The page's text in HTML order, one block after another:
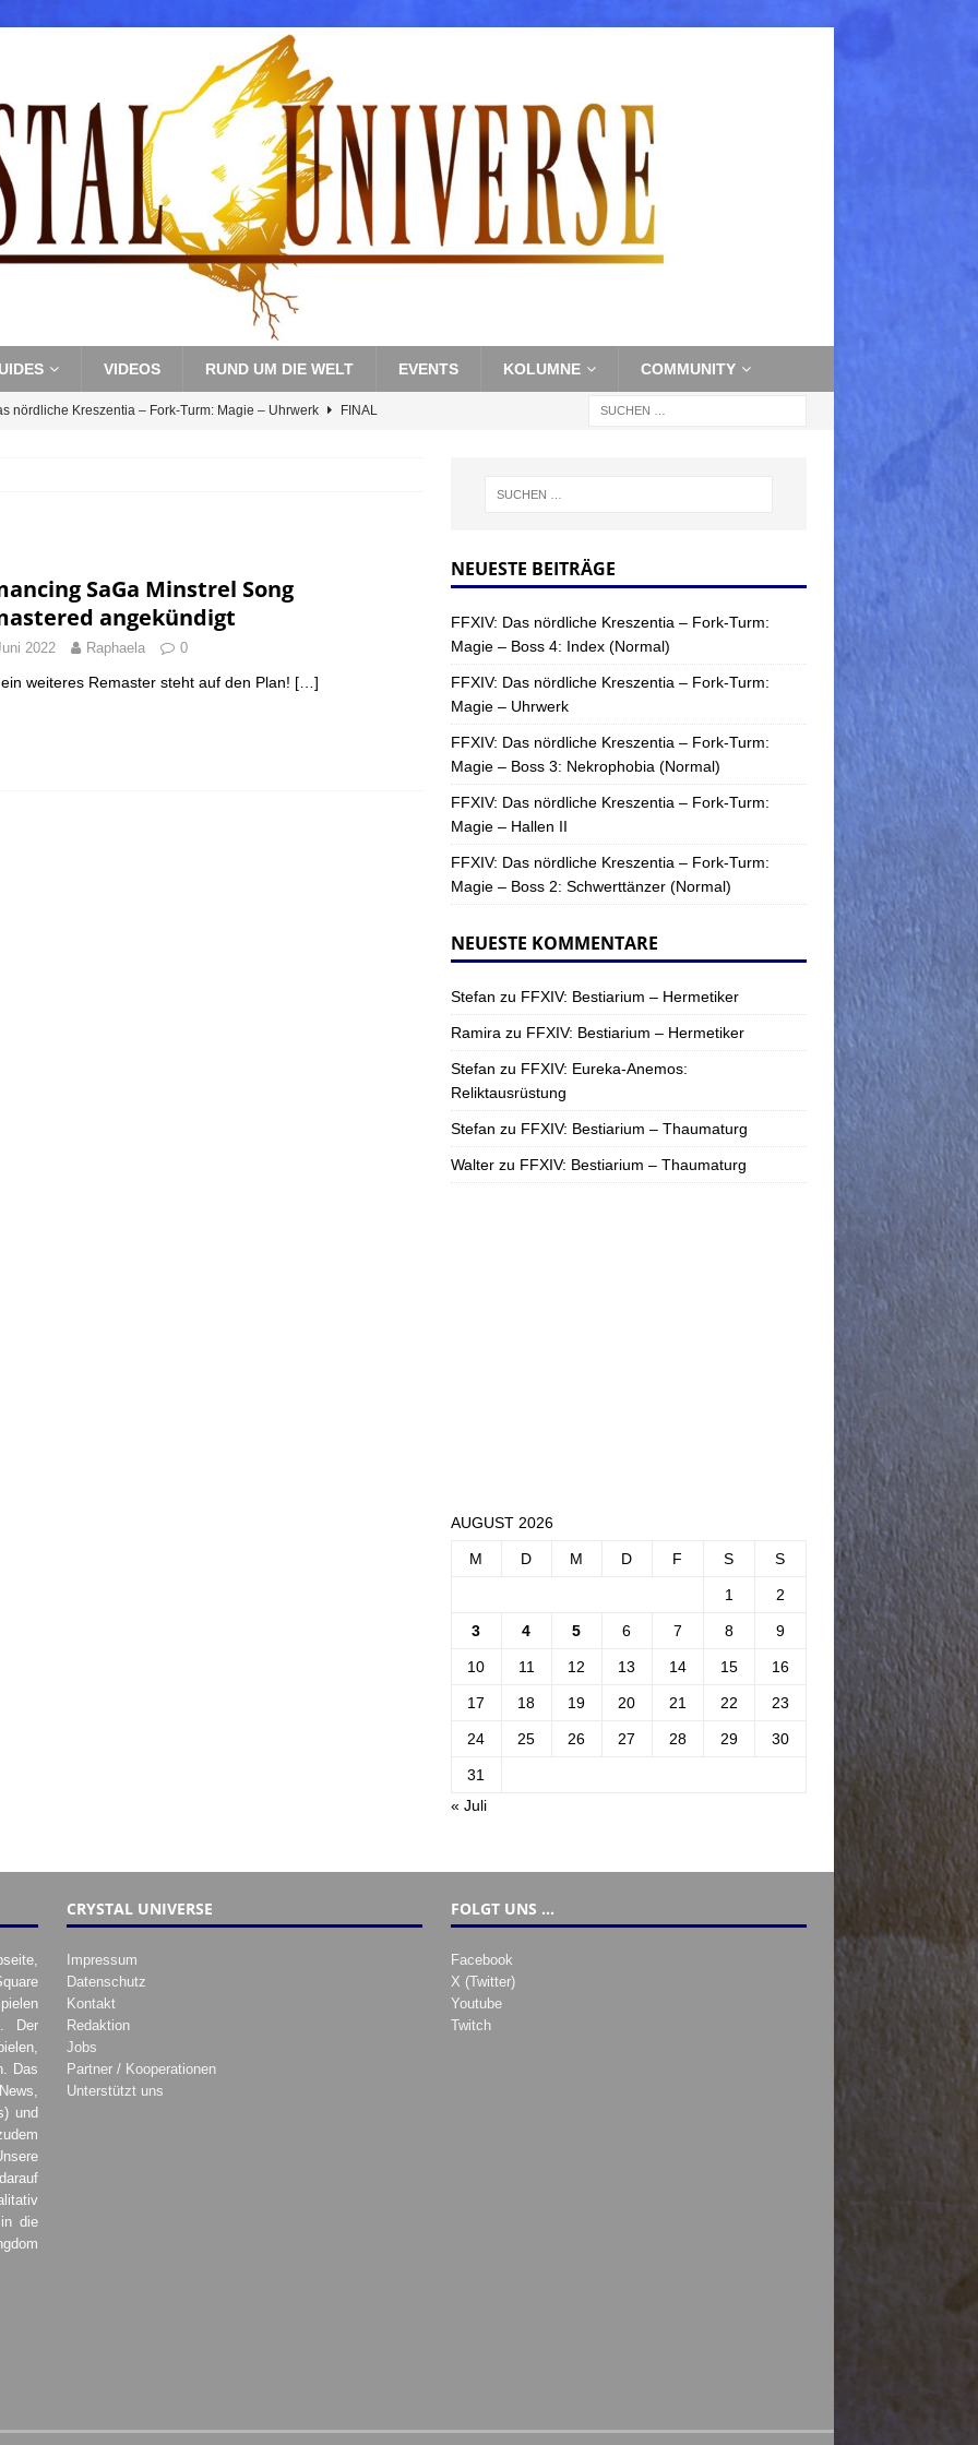
VIDEOS RUND UM DIE WELT EVENTS KOLUMNE COMMUNITY
nördliche Kreszentia – Fork-Turm: Magie – Uhrwerk FINAL
nördliche Kreszentia – Fork-Turm: Magie – Boss 2: Schwerttänzer
SaGa Minstrel Song
angekündigt
2022 Raphaela 0
weiteres Remaster steht auf den Plan! […]
NEUESTE BEITRÄGE
FFXIV: Das nördliche Kreszentia – Fork-Turm:
Magie – Boss 4: Index (Normal)
FFXIV: Das nördliche Kreszentia – Fork-Turm:
Magie – Uhrwerk
FFXIV: Das nördliche Kreszentia – Fork-Turm:
Magie – Boss 3: Nekrophobia (Normal)
FFXIV: Das nördliche Kreszentia – Fork-Turm:
Magie – Hallen II
FFXIV: Das nördliche Kreszentia – Fork-Turm:
Magie – Boss 2: Schwerttänzer (Normal)
NEUESTE KOMMENTARE
Stefan zu FFXIV: Bestiarium – Hermetiker
Ramira zu FFXIV: Bestiarium – Hermetiker
Stefan zu FFXIV: Eureka-Anemos:
Reliktausrüstung
Stefan zu FFXIV: Bestiarium – Thaumaturg
Walterzu FFXIV: Bestiarium – Thaumaturg
AUGUST 2026
M D M D F S S
1 2
3 4 5 6 7 8 9
10 11 12 13 14 15 16
17 18 19 20 21 22 23
24 25 26 27 28 29 30
31
« Juli
Der
Das
und
die
CRYSTAL UNIVERSE
Impressum
Datenschutz
Kontakt
Redaktion
Jobs
Partner / Kooperationen
Unterstützt uns
FOLGT UNS …
Facebook
X (Twitter)
Youtube
Twitch